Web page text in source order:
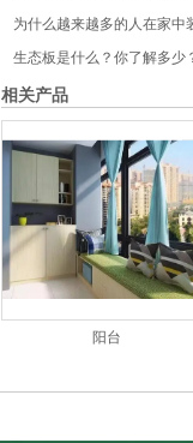
为什么越来越多的人在家中
生态板是什么？你了解多少
相关产品
阳台